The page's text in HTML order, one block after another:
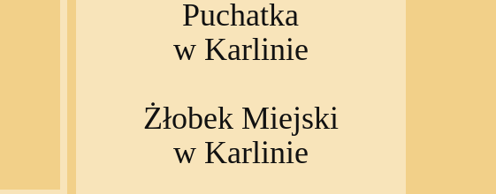
Puchatka
w Karlinie
Żłobek Miejski
w Karlinie